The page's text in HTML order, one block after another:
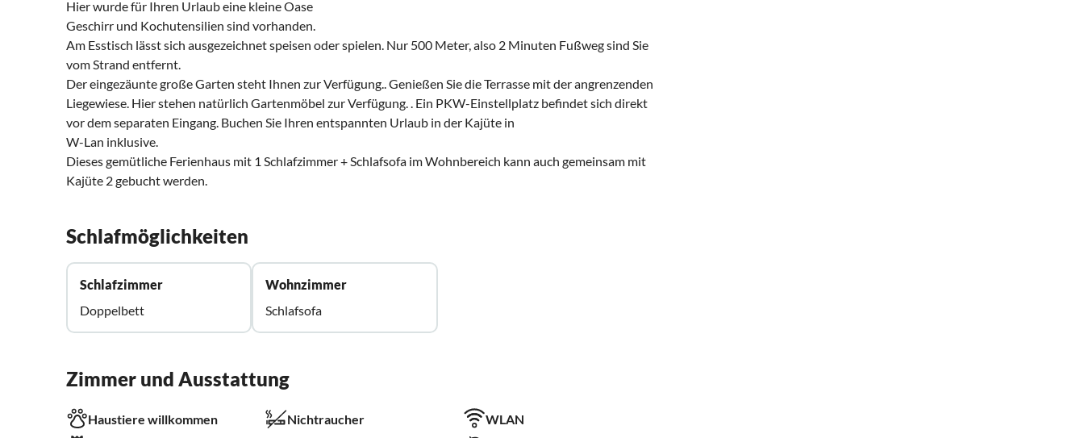
Hier wurde für Ihren Urlaub eine kleine Oase
Geschirr und Kochutensilien sind vorhanden.
Am Esstisch lässt sich ausgezeichnet speisen oder spielen. Nur 500 Meter, also 2 Minuten Fußweg sind Sie
vom Strand entfernt.
Der eingezäunte große Garten steht Ihnen zur Verfügung.. Genießen Sie die Terrasse mit der angrenzenden
Liegewiese. Hier stehen natürlich Gartenmöbel zur Verfügung. . Ein PKW-Einstellplatz befindet sich direkt
vor dem separaten Eingang. Buchen Sie Ihren entspannten Urlaub in der Kajüte in
W-Lan inklusive.
Dieses gemütliche Ferienhaus mit 1 Schlafzimmer + Schlafsofa im Wohnbereich kann auch gemeinsam mit
Kajüte 2 gebucht werden.
Schlafmöglichkeiten
Schlafzimmer
Doppelbett
Wohnzimmer
Schlafsofa
Zimmer und Ausstattung
Haustiere willkommen Nichtraucher
WLAN